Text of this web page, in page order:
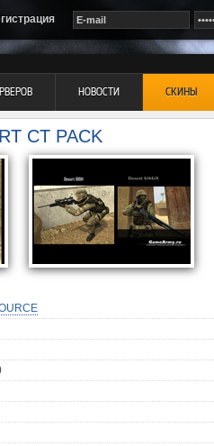
НОВОСТИ СКИНЫ
CT PACK